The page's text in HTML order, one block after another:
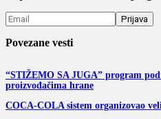
Povezane vesti
“STIŽEMO SA JUGA” program
proizvođačima hrane
COCA-COLA sistem organizovao